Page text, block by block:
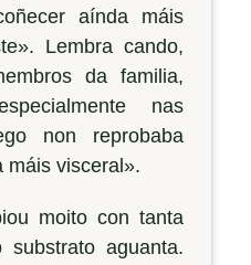
aínda máis
Lembra cando,
da familia,
nas
non reprobaba
máis visceral».
moito con tanta
substrato aguanta.